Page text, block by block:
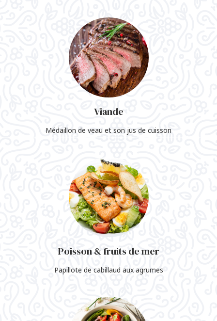
Viande
Médaillon de veau et son jus de cuisson
Poisson & fruits de mer
Papillote de cabillaud aux agrumes